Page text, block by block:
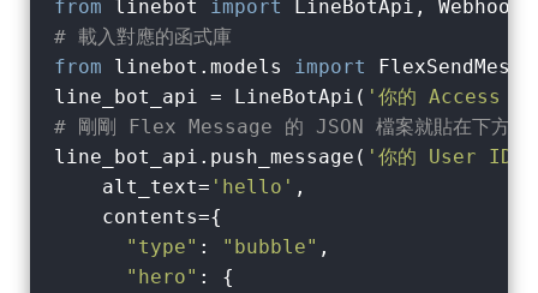
from linebot
import
# 載入對應的函式庫
from linebot.models import
line_bot_api = LineBotApi( '你的 Access
# 剛剛 Flex Message 的 JSON 檔案就貼在下方
line_bot_api.push_message( '你的 User ID'
    alt_text=
'hello' ,
    contents={
"type" : "bubble" ,
"hero" : {